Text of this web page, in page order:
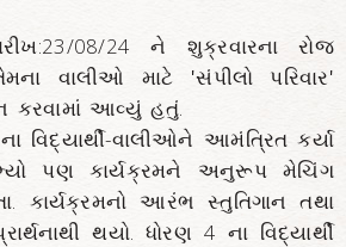
08/24 ને શુક્રવારના રોજ
વાલીઓ માટે 'સંપીલો પરિવાર'
કરવામાં આવ્યું હતું.
વિદ્યાર્થી-વાલીઓને આમંત્રિત કર્યા
પણ કાર્યક્રમને અનુરૂપ મેચિંગ
કાર્યક્રમનો આરંભ સ્તુતિગાન તથા
થયો. ધોરણ 4 ના વિદ્યાર્થી